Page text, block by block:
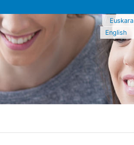
Euskara
English